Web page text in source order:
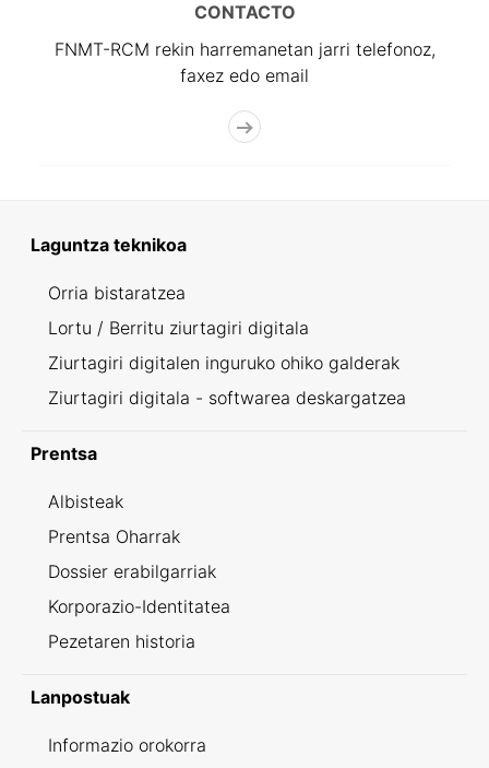
CONTACTO
FNMT-RCM rekin harremanetan jarri telefonoz,
faxez edo email
Laguntza teknikoa
Orria bistaratzea
Lortu / Berritu ziurtagiri digitala
Ziurtagiri digitalen inguruko ohiko galderak
Ziurtagiri digitala - softwarea deskargatzea
Prentsa
Albisteak
Prentsa Oharrak
Dossier erabilgarriak
Korporazio-Identitatea
Pezetaren historia
Lanpostuak
Informazio orokorra